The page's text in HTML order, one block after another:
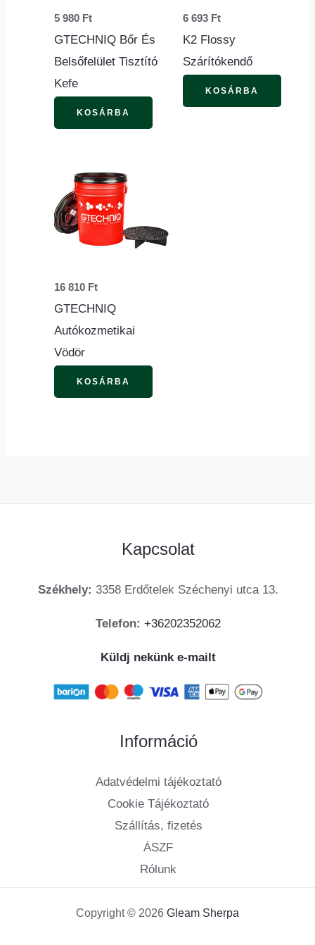
5 980 Ft
GTECHNIQ Bőr És
Belsőfelület Tisztító
Kefe
KOSÁRBA
6 693 Ft
K2 Flossy
Szárítókendő
KOSÁRBA
16 810 Ft
GTECHNIQ
Autókozmetikai
Vödör
KOSÁRBA
Kapcsolat
Székhely: 3358 Erdőtelek Széchenyi utca 13.
Telefon: +36202352062
Küldj nekünk e-mailt
Információ
Adatvédelmi tájékoztató
Cookie Tájékoztató
Szállítás, fizetés
ÁSZF
Rólunk
Copyright © 2026 Gleam Sherpa